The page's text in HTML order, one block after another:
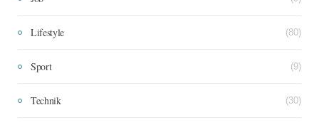
Lifestyle (80)
Sport (9)
Technik (30)